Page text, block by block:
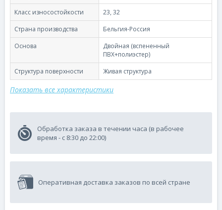
Класс износостойкости
23, 32
Страна производства
Бельгия-Россия
Основа
Двойная (вспененный
ПВХ+полиэстер)
Структура поверхности
Живая структура
Показать все характеристики
Обработка заказа в течении часа (в рабочее
время - с 8:30 до 22:00)
Оперативная доставка заказов по всей стране